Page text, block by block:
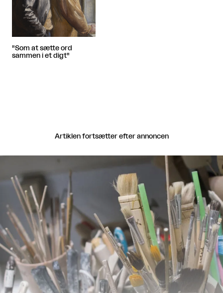
"Som at sætte ord
sammen i et digt"
Artiklen fortsætter efter annoncen